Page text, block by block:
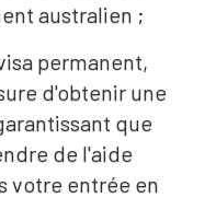
australien ;
permanent,
d'obtenir une
que
de l'aide
votre entrée en